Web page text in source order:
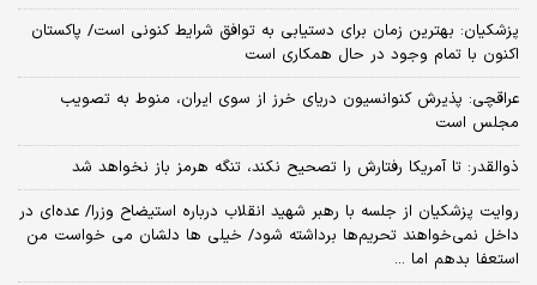
پزشکیان‌: بهترین زمان برای دستیابی به توافق شرایط کنونی است/ پاکستان
اکنون با تمام وجود در حال همکاری است
عراقچی: پذیرش کنوانسیون دریای خرز از سوی ایران، منوط به تصویب
مجلس است
ذوالقدر: تا آمریکا رفتارش را تصحیح نکند، تنگه هرمز باز نخواهد شد
روایت پزشکیان از جلسه با رهبر شهید انقلاب درباره استیضاح وزرا/ عده‌ای در
داخل نمی‌خواهند تحریم‌ها برداشته شود/ خیلی ها دلشان می خواست من
استعفا بدهم اما ...